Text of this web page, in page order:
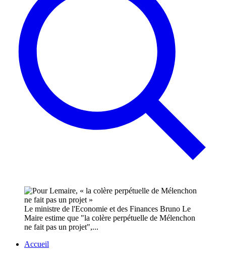
Le ministre de l'Economie et des Finances Bruno Le
Maire estime que "la colère perpétuelle de Mélenchon
ne fait pas un projet",...
Accueil